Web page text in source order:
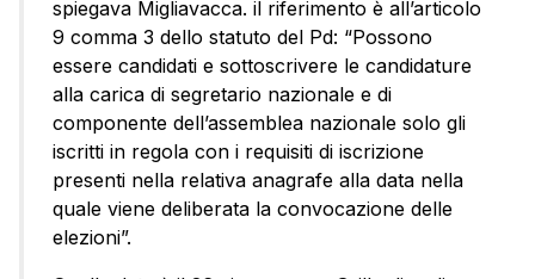
spiegava Migliavacca. il riferimento è all’articolo
9 comma 3 dello statuto del Pd: “Possono
essere candidati e sottoscrivere le candidature
alla carica di segretario nazionale e di
componente dell’assemblea nazionale solo gli
iscritti in regola con i requisiti di iscrizione
presenti nella relativa anagrafe alla data nella
quale viene deliberata la convocazione delle
elezioni”.